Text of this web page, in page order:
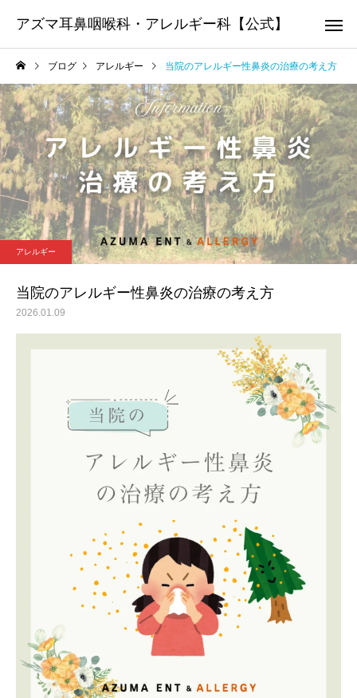
アズマ耳鼻咽喉科・アレルギー科【公式】
アレルギー科 耳鼻咽喉
睡眠障害内科
院長のコラム
オレキシン受容体拮抗薬
（DORA）について
院長のコラム
院長の医学博士号取得
いて
ブログ アレルギー 当院のアレルギー性鼻炎の治療の考え方
アレルギー
当院のアレルギー性鼻炎の治療の考え方
2026.01.09